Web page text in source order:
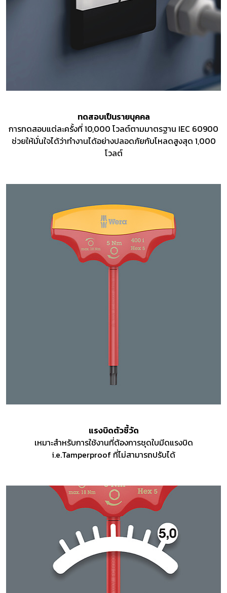
ทดสอบเป็นรายบุคคล
การทดสอบแต่ละครั้งที่ 10,000 โวลต์ตามมาตรฐาน IEC 60900
ช่วยให้มั่นใจได้ว่าทำงานได้อย่างปลอดภัยกับโหลดสูงสุด 1,000
โวลต์
แรงบิดตัวชี้วัด
เหมาะสำหรับการใช้งานที่ต้องการชุดใบมีดแรงบิด
i.e.Tamperproof ที่ไม่สามารถปรับได้